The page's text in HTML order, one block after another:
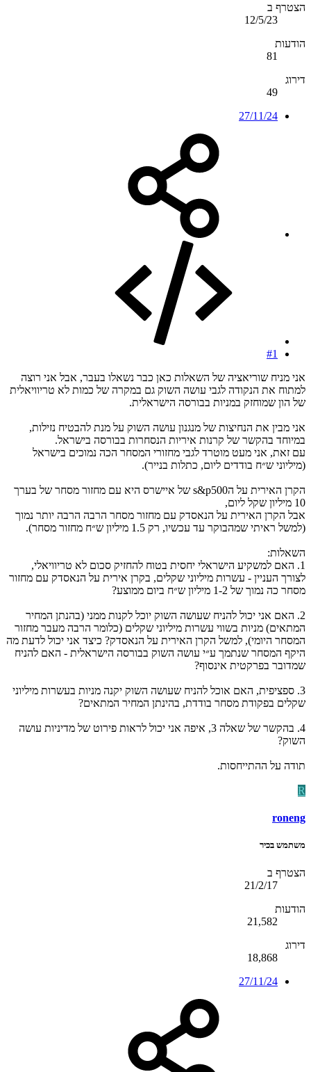
הצטרף ב
12/5/23
הודעות
81
דירוג
49
27/11/24
#1
אני מניח שוריאציה של השאלות כאן כבר נשאלו בעבר, אבל אני רוצה
למתוח את הנקודה לגבי עושה השוק גם במקרה של כמות לא טריוויאלית
של הון שמוחזק במניות בבורסה הישראלית.
אני מבין את הנחיצות של מנגנון עושה השוק על מנת להבטיח נזילות,
במיוחד בהקשר של קרנות איריות הנסחרות בבורסה בישראל.
עם זאת, אני מעט מוטרד לגבי מחזורי המסחר הכה נמוכים בישראל
(מיליוני ש״ח בודדים ליום, כתלות בנייר).
הקרן האירית על הs&p500 של איישרס היא עם מחזור מסחר של בערך
10 מיליון שקל ליום,
אבל הקרן האירית על הנאסדק עם מחזור מסחר הרבה הרבה יותר נמוך
(למשל ראיתי שמהבוקר עד עכשיו, רק 1.5 מיליון ש״ח מחזור מסחר).
השאלות:
1. האם למשקיע הישראלי יחסית בטוח להחזיק סכום לא טריוויאלי,
לצורך העניין - עשרות מיליוני שקלים, בקרן אירית על הנאסדק עם מחזור
מסחר כה נמוך של 1-2 מיליון ש״ח ביום ממוצע?
2. האם אני יכול להניח שעושה השוק יוכל לקנות ממני (בהנתן המחיר
המתאים) מניות בשווי עשרות מיליוני שקלים (כלומר הרבה מעבר מחזור
המסחר היומי), למשל הקרן האירית על הנאסדק? כיצד אני יכול לדעת מה
היקף המסחר שנתמך ע״י עושה השוק בבורסה הישראלית - האם להניח
שמדובר בפרקטית אינסוף?
3. ספציפית, האם אוכל להניח שעושה השוק יקנה מניות בעשרות מיליוני
שקלים בפקודת מסחר בודדת, בהינתן המחיר המתאים?
4. בהקשר של שאלה 3, איפה אני יכול לראות פירוט של מדיניות עושה
השוק?
תודה על ההתייחסות.
R
roneng
משתמש בכיר
הצטרף ב
21/2/17
הודעות
21,582
דירוג
18,868
27/11/24